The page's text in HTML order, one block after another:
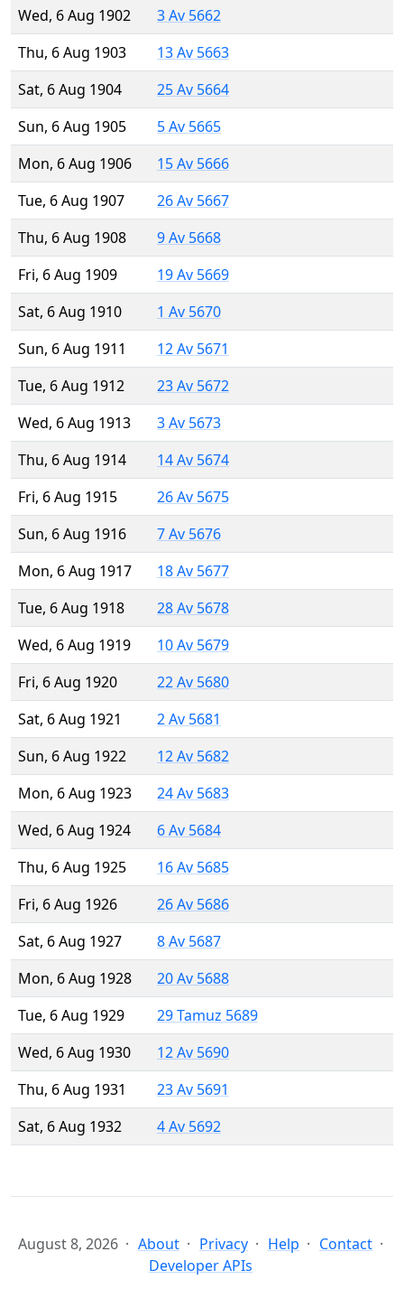
Wed, 6 Aug 1902
3 Av 5662
Thu, 6 Aug 1903
13 Av 5663
Sat, 6 Aug 1904
25 Av 5664
Sun, 6 Aug 1905
5 Av 5665
Mon, 6 Aug 1906
15 Av 5666
Tue, 6 Aug 1907
26 Av 5667
Thu, 6 Aug 1908
9 Av 5668
Fri, 6 Aug 1909
19 Av 5669
Sat, 6 Aug 1910
1 Av 5670
Sun, 6 Aug 1911
12 Av 5671
Tue, 6 Aug 1912
23 Av 5672
Wed, 6 Aug 1913
3 Av 5673
Thu, 6 Aug 1914
14 Av 5674
Fri, 6 Aug 1915
26 Av 5675
Sun, 6 Aug 1916
7 Av 5676
Mon, 6 Aug 1917
18 Av 5677
Tue, 6 Aug 1918
28 Av 5678
Wed, 6 Aug 1919
10 Av 5679
Fri, 6 Aug 1920
22 Av 5680
Sat, 6 Aug 1921
2 Av 5681
Sun, 6 Aug 1922
12 Av 5682
Mon, 6 Aug 1923
24 Av 5683
Wed, 6 Aug 1924
6 Av 5684
Thu, 6 Aug 1925
16 Av 5685
Fri, 6 Aug 1926
26 Av 5686
Sat, 6 Aug 1927
8 Av 5687
Mon, 6 Aug 1928
20 Av 5688
Tue, 6 Aug 1929
29 Tamuz 5689
Wed, 6 Aug 1930
12 Av 5690
Thu, 6 Aug 1931
23 Av 5691
Sat, 6 Aug 1932
4 Av 5692
August 8, 2026 About Privacy Help
Contact
Developer APIs